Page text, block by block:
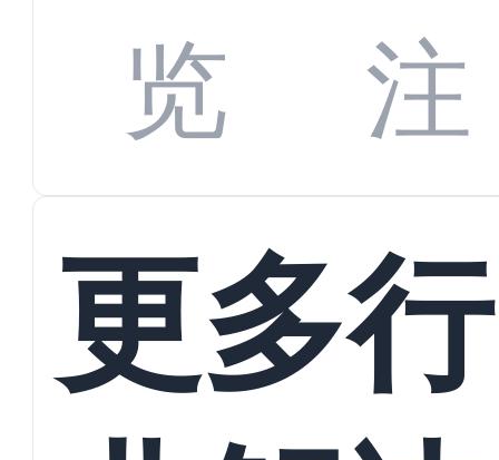
蜕变
数据对
接
览
注
更多行